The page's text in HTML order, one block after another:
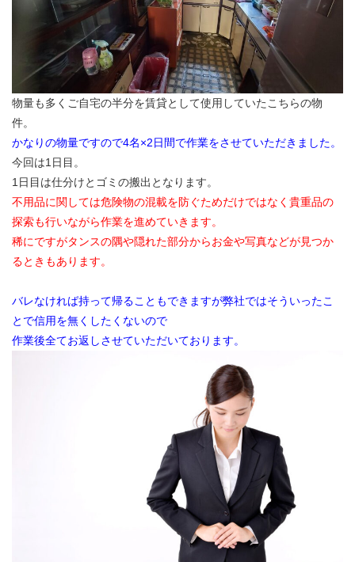
物量も多くご自宅の半分を賃貸として使用していたこちらの物
件。
かなりの物量ですので4名×2日間で作業をさせていただきました。
今回は1日目。
1日目は仕分けとゴミの搬出となります。
不用品に関しては危険物の混載を防ぐためだけではなく貴重品の
探索も行いながら作業を進めていきます。
稀にですがタンスの隅や隠れた部分からお金や写真などが見つか
るときもあります。
バレなければ持って帰ることもできますが弊社ではそういったこ
とで信用を無くしたくないので
作業後全てお返しさせていただいております。